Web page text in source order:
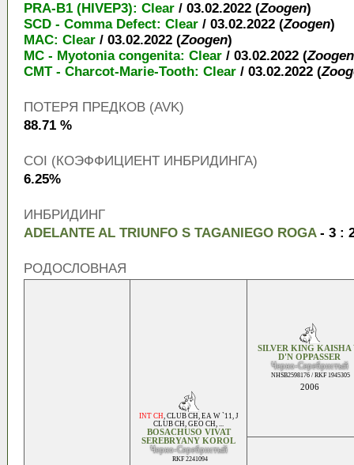
PRA-B1 (HIVEP3): Clear / 03.02.2022 (Zoogen)
SCD - Comma Defect: Clear / 03.02.2022 (Zoogen)
MAC: Clear / 03.02.2022 (Zoogen)
MC - Myotonia congenita: Clear / 03.02.2022 (Zoogen
CMT - Charcot-Marie-Tooth: Clear / 03.02.2022 (
ПОТЕРЯ ПРЕДКОВ (AVK)
88.71 %
COI (КОЭФФИЦИЕНТ ИНБРИДИНГА)
6.25%
ИНБРИДИНГ
ADELANTE AL TRIUNFO S TAGANIEGO ROGA- 3 :
РОДОСЛОВНАЯ
INT CH, CLUB CH, EA W `11, J
CLUB CH, GEO CH, ...
BOSACHUSO VIVAT
SEREBRYANY KOROL
Черно-Серебристый
RKF 2241094
SILVER KING KAISHA
D'N OPPASSER
Черно-Серебристый
NHSB2598176 / RKF 1945305
2006